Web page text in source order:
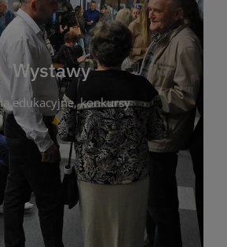
Wystawy
edukacyjne, konkursy
Wystawy
prezentujące zarówno
twórców, jak i zbiory tematyczne.
informacje o aktualnych
oraz archiwum wystaw z
Prezentowane prace obejmują
rękodzieło i inne formy
wystawa to wyjątkowa okazja
z kulturą i sztuką w przestrzeni
zapraszamy wszystkich